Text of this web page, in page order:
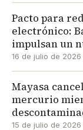
Pacto para
electrónico:
impulsan un
16 de julio de 2026
Mayasa
mercurio
15 de julio de